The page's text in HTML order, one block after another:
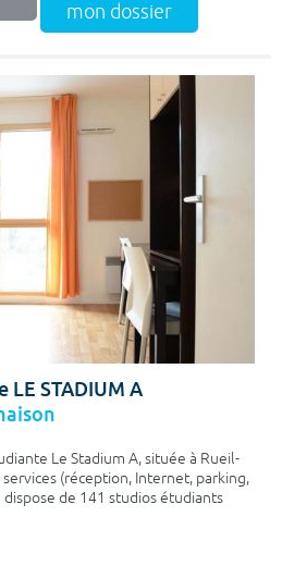
mon dossier
STADIUM A
Le Stadium A, située à Rueil-
(réception, Internet, parking,
de 141 studios étudiants